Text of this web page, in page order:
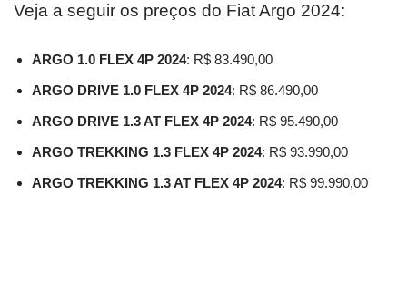
Veja a seguir os preços do Fiat Argo 2024:
ARGO 1.0 FLEX 4P 2024: R$ 83.490,00
ARGO DRIVE 1.0 FLEX 4P 2024: R$ 86.490,00
ARGO DRIVE 1.3 AT FLEX 4P 2024: R$ 95.490,00
ARGO TREKKING 1.3 FLEX 4P 2024: R$ 93.990,00
ARGO TREKKING 1.3 AT FLEX 4P 2024: R$ 99.990,00